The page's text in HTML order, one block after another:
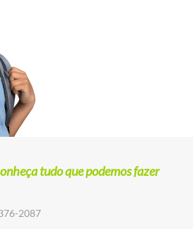
tudo que podemos fazer
2087